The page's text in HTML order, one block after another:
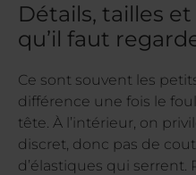
Détails, tailles
qu’il faut
Ce sont souvent les
différence une fois le
tête. À l’intérieur, on
discret, donc pas de
d’élastiques qui serrent.